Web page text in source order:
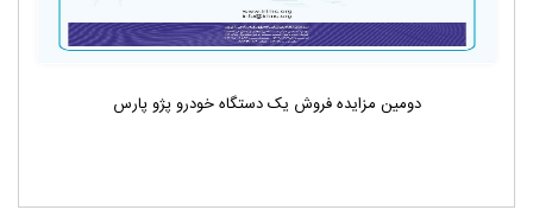
دومین مزایده فروش یک دستگاه خودرو پژو پارس